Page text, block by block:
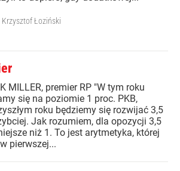
Krzysztof Łoziński
MILLER, premier RP "W tym roku
się na poziomie 1 proc. PKB,
roku będziemy się rozwijać 3,5
Jak rozumiem, dla opozycji 3,5
niż 1. To jest arytmetyka, której
pierwszej...